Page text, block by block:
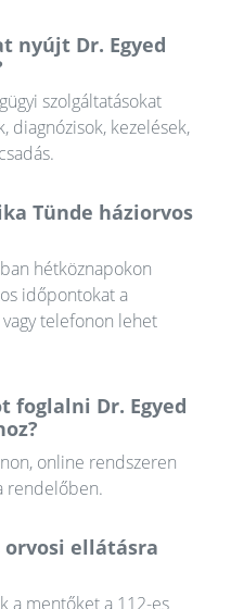
nyújt Dr. Egyed
szolgáltatásokat
diagnózisok, kezelések,
Tünde háziorvos
hétköznapokon
időpontokat a
telefonon lehet
foglalni Dr. Egyed
online rendszeren
rendelőben.
orvosi ellátásra
a mentőket a 112-es